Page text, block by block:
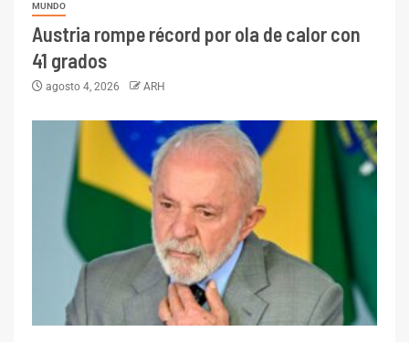
MUNDO
Austria rompe récord por ola de calor con
41 grados
agosto 4, 2026 ARH